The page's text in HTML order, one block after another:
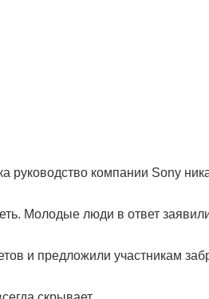
руководство компании Sony
Молодые люди в ответ
и предложили участникам